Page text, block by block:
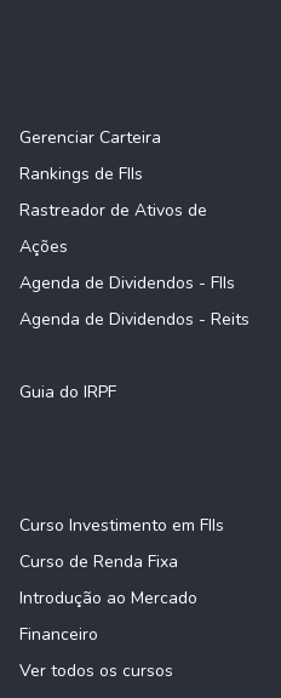
Gerenciar Carteira
Rankings de FIIs
Rastreador de Ativos de
Ações
Agenda de Dividendos - FIIs
Agenda de Dividendos - Reits
Guia do IRPF
Curso Investimento em FIIs
Curso de Renda Fixa
Introdução ao Mercado
Financeiro
Ver todos os cursos